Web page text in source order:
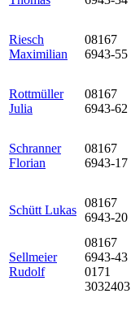
Riesch
Maximilian
08167
6943-55
Rottmüller
Julia
08167
6943-62
Schranner
Florian
08167
6943-17
Schütt Lukas
08167
6943-20
Sellmeier
Rudolf
08167
6943-43
0171
3032403